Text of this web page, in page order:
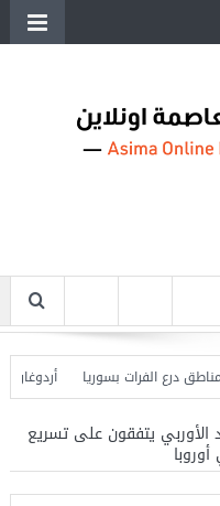
أردوغان
الأوربي يتفقون على تسريع